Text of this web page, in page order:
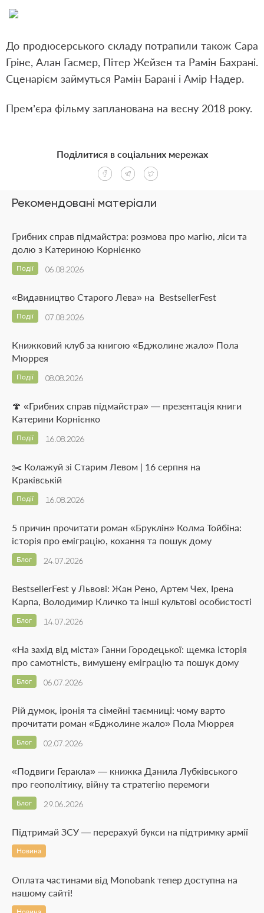
До продюсерського складу потрапили також Сара
Гріне, Алан Гасмер, Пітер Жейзен та Рамін Бахрані.
Сценарієм займуться Рамін Барані і Амір Надер.
Прем’єра фільму запланована на весну 2018 року.
Рекомендовані матеріали
Грибних справ підмайстра: розмова про магію, ліси та
долю з Катериною Корнієнко
06.08.2026
Події
«Видавництво Старого Лева» на BestsellerFest
07.08.2026
Події
Книжковий клуб за книгою «Бджолине жало» Пола
Мюррея
08.08.2026
Події
🍄 «Грибних справ підмайстра» — презентація книги
Катерини Корнієнко
16.08.2026
Події
✂️ Колажуй зі Старим Левом | 16 серпня на
Краківській
16.08.2026
Події
5 причин прочитати роман «Бруклін» Колма Тойбіна:
історія про еміграцію, кохання та пошук дому
24.07.2026
Блог
BestsellerFest у Львові: Жан Рено, Артем Чех, Ірена
Карпа, Володимир Кличко та інші культові особистості
14.07.2026
Блог
«На захід від міста» Ганни Городецької: щемка історія
про самотність, вимушену еміграцію та пошук дому
06.07.2026
Блог
Рій думок, іронія та сімейні таємниці: чому варто
прочитати роман «Бджолине жало» Пола Мюррея
02.07.2026
Блог
«Подвиги Геракла» — книжка Данила Лубківського
про геополітику, війну та стратегію перемоги
29.06.2026
Блог
Підтримай ЗСУ — перерахуй букси на підтримку армії
Новина
Оплата частинами від Monobank тепер доступна на
нашому сайті!
Поділитися в соціальних мережах